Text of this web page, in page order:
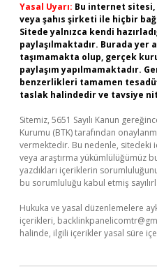
Yasal Uyarı: Bu internet
veya şahıs şirketi ile hiçbir
Sitede yalnızca kendi
paylaşılmaktadır. Burada
taşımamakta olup, gerçek
paylaşım yapılmamaktadır.
benzerlikleri tamamen
taslak halindedir ve tavsiye
Sitemiz, 5651 Sayılı Kanun
Kurumu (BTK) tarafından
vermektedir. Bu nedenle,
veya araştırma yükümlülüğümüz
yazdıkları içeriklerin
bu sorumluluğu kabul etmiş
Hukuka ve yasal düzenlemelere
içerikleri,
halinde, ilgili içerikler yasal süre